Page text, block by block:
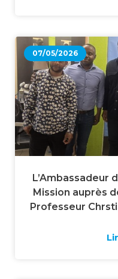
L’Ambassadeur
Mission auprès
Professeur
de
07/05/2026